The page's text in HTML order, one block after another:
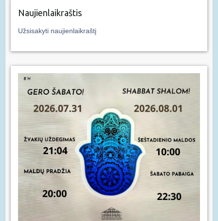
Naujienlaikraštis
Užsisakyti naujienlaikraštį